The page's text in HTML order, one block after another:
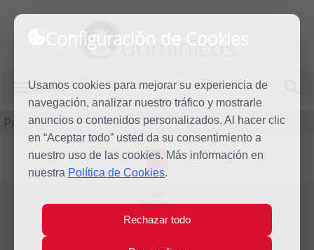
Configuración de Cookies
Usamos cookies para mejorar su experiencia de
navegación, analizar nuestro tráfico y mostrarle
anuncios o contenidos personalizados. Al hacer clic
en “Aceptar todo” usted da su consentimiento a
nuestro uso de las cookies. Más información en
nuestra Política de Cookies.
Rechazar todo
dominicos
MENÚ
Predicación
L M X J V S D
8
Ago